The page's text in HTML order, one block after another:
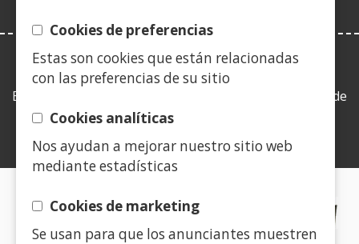
Cookies de preferencias
Estas son cookies que están relacionadas
con las preferencias de su sitio
Cookies analíticas
Nos ayudan a mejorar nuestro sitio web
mediante estadísticas
Cookies de marketing
Se usan para que los anunciantes muestren
LEY DE TRANSPARENCIA
Esta web se ajusta a lo establecido en la Ley 19/2013, de
9 de diciembre, de transparencia, acceso a la
CERTIFICADOS DE CALIDAD